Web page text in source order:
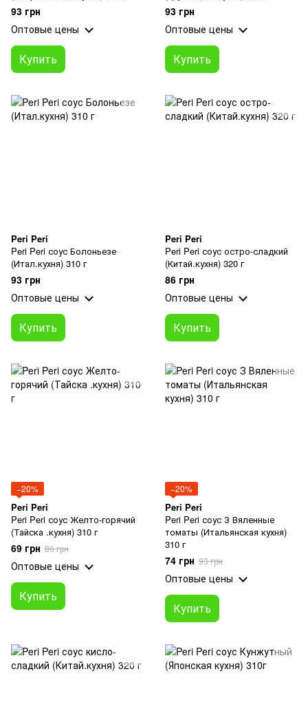
93 грн
Оптовые цены
Купить
93 грн
Оптовые цены
Купить
Peri Peri
Peri Peri соус Болоньезе
(Итал.кухня) 310 г
93 грн
Оптовые цены
Купить
Peri Peri
Peri Peri соус остро-сладкий
(Китай.кухня) 320 г
86 грн
Оптовые цены
Купить
−20%
Peri Peri
Peri Peri соус Желто-горячий
(Тайска .кухня) 310 г
69 грн 86 грн
Оптовые цены
Купить
−20%
Peri Peri
Peri Peri соус З Вяленные
томаты (Итальянская кухня)
310 г
74 грн 93 грн
Оптовые цены
Купить